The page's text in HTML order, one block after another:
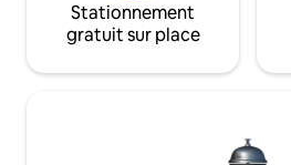
Stationnement
gratuit sur place